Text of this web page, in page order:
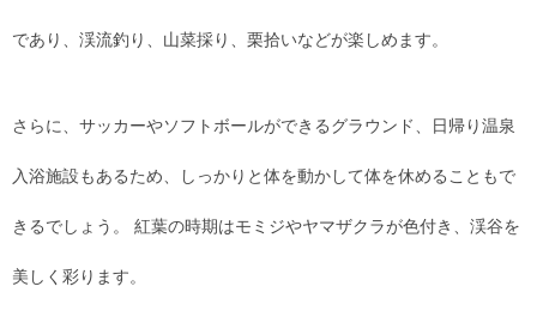
であり、渓流釣り、山菜採り、栗拾いなどが楽しめます。
さらに、サッカーやソフトボールができるグラウンド、日帰り温泉
入浴施設もあるため、しっかりと体を動かして体を休めることもで
きるでしょう。 紅葉の時期はモミジやヤマザクラが色付き、渓谷を
美しく彩ります。